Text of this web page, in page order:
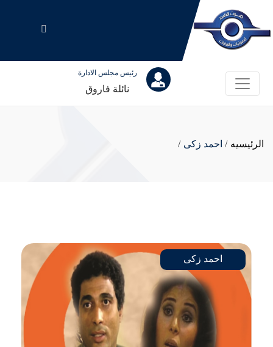
رئيس مجلس الادارة
نائلة فاروق
الرئيسيه / احمد زكى /
احمد زكى